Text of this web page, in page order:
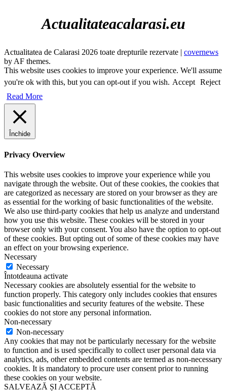
Actualitateacalarasi.eu
Actualitatea de Calarasi 2026 toate drepturile rezervate | covernews
by AF themes.
This website uses cookies to improve your experience. We'll assume
you're ok with this, but you can opt-out if you wish. Accept Reject
Read More
Închide
Privacy Overview
This website uses cookies to improve your experience while you
navigate through the website. Out of these cookies, the cookies that
are categorized as necessary are stored on your browser as they are
as essential for the working of basic functionalities of the website.
We also use third-party cookies that help us analyze and understand
how you use this website. These cookies will be stored in your
browser only with your consent. You also have the option to opt-out
of these cookies. But opting out of some of these cookies may have
an effect on your browsing experience.
Necessary
Necessary
Întotdeauna activate
Necessary cookies are absolutely essential for the website to
function properly. This category only includes cookies that ensures
basic functionalities and security features of the website. These
cookies do not store any personal information.
Non-necessary
Non-necessary
Any cookies that may not be particularly necessary for the website
to function and is used specifically to collect user personal data via
analytics, ads, other embedded contents are termed as non-necessary
cookies. It is mandatory to procure user consent prior to running
these cookies on your website.
SALVEAZĂ ȘI ACCEPTĂ